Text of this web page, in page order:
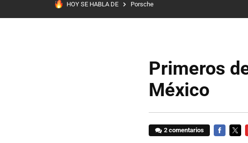
HOY SE HABLA DE Porsche
Primeros
México
2 comentarios